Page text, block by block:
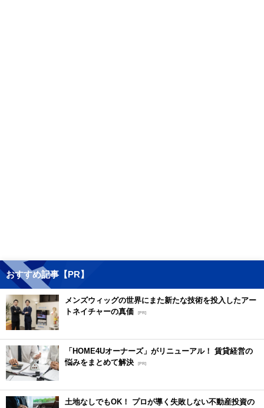
おすすめ記事【PR】
メンズウィッグの世界にまた新たな技術を投入したアー
トネイチャーの真価 [PR]
「HOME4Uオーナーズ」がリニューアル！ 賃貸経営の
悩みをまとめて解決 [PR]
土地なしでもOK！ プロが導く失敗しない不動産投資の